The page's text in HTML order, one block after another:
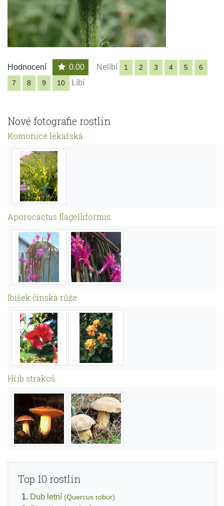
Hodnocení 0.00 Nelíbí 1 2 3 4 5
6
7
8 9 10 Líbí
Nové fotografie rostlin
Komonice lékařská
Aporocactus flagelliformis
Ibišek čínská růže
Hřib strakoš
Top 10 rostlin
Dub letní (Quercus robur)